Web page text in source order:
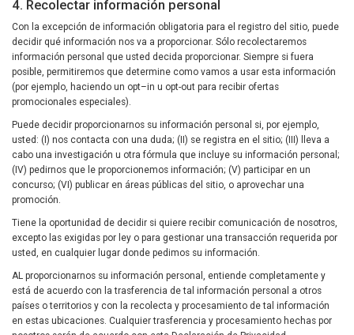
4. Recolectar información personal
Con la excepción de información obligatoria para el registro del sitio, puede
decidir qué información nos va a proporcionar. Sólo recolectaremos
información personal que usted decida proporcionar. Siempre si fuera
posible, permitiremos que determine como vamos a usar esta información
(por ejemplo, haciendo un opt–in u opt-out para recibir ofertas
promocionales especiales).
Puede decidir proporcionarnos su información personal si, por ejemplo,
usted: (I) nos contacta con una duda; (II) se registra en el sitio; (III) lleva a
cabo una investigación u otra fórmula que incluye su información personal;
(IV) pedirnos que le proporcionemos información; (V) participar en un
concurso; (VI) publicar en áreas públicas del sitio, o aprovechar una
promoción.
Tiene la oportunidad de decidir si quiere recibir comunicación de nosotros,
excepto las exigidas por ley o para gestionar una transacción requerida por
usted, en cualquier lugar donde pedimos su información.
AL proporcionarnos su información personal, entiende completamente y
está de acuerdo con la trasferencia de tal información personal a otros
países o territorios y con la recolecta y procesamiento de tal información
en estas ubicaciones. Cualquier trasferencia y procesamiento hechas por